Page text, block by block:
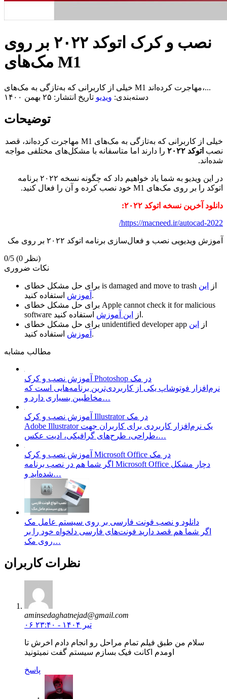
نصب و کرک اتوکد ۲۰۲۲ بر روی
مک‌های M1
خیلی از کاربرانی که به‌تازگی به مک‌های M1 مهاجرت کرده‌اند،...
دسته‌بندی: ویدیو تاریخ انتشار: ۲۵ بهمن ۱۴۰۰
توضیحات
خیلی از کاربرانی که به‌تازگی به مک‌های M1 مهاجرت کرده‌اند، قصد
نصب اتوکد ۲۰۲۲
را دارند اما متاسفانه با مشکل‌های مختلفی مواجه
شده‌اند.
در این ویدیو به شما یاد خواهیم داد که چگونه نسخه ۲۰۲۲ برنامه
اتوکد را بر روی مک‌های M1 خود نصب کرده و آن را فعال کنید.
دانلود آخرین نسخه اتوکد ۲۰۲۲:
https://macneed.ir/autocad-2022/
آموزش ویدیویی نصب و فعال‌سازی برنامه اتوکد ۲۰۲۲ بر روی مک
0/5
(0 نظر)
نکات ضروری
is damaged and move to trash از
این
آموزش استفاده کنید.
Apple cannot check it for malicious
software
از این آموزش
استفاده کنید.
unidentified developer app از
این
آموزش استفاده کنید.
مطالب مشابه
آموزش نصب و کرک Photoshop در مک
نرم‌افزار فوتوشاپ یکی از کاربردی‌ترین برنامه‌هایی است که
مخاطبین بسیاری دارد و…
آموزش نصب و کرک Illustrator در مک
Adobe Illustrator یک نرم‌افزار کاربردی برای کاربران جهت
طراحی، طرح‌های گرافیکی، ادیت عکس،…
آموزش نصب و کرک Microsoft Office در مک
اگر شما هم در نصب برنامه Microsoft Office دچار مشکل
شده‌اید و…
دانلود و نصب فونت فارسی بر روی سیستم عامل مک
اگر شما هم قصد دارید فونت‌های فارسی دلخواه خود را بر
روی مک…
نظرات کاربران
aminsedaghatnejad@gmail.com
۰۶ تیر ۱۴۰۴ - ۲۳:۴۰
سلام من طبق فیلم تمام مراحل رو انجام دادم اخرش تا
اومدم اکانت فیک بسازم سیستم گفت نمیتونید
پاسخ